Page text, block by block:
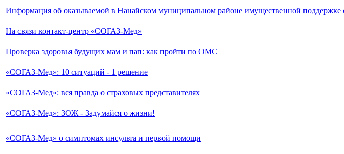
Информация об оказываемой в Нанайском муниципальном районе имущественной поддержке
На связи контакт-центр «СОГАЗ-Мед»
Проверка здоровья будущих мам и пап: как пройти по ОМС
«СОГАЗ-Мед»: 10 ситуаций - 1 решение
«СОГАЗ-Мед»: вся правда о страховых представителях
«СОГАЗ-Мед»: ЗОЖ - Задумайся о жизни!
«СОГАЗ-Мед» о симптомах инсульта и первой помощи